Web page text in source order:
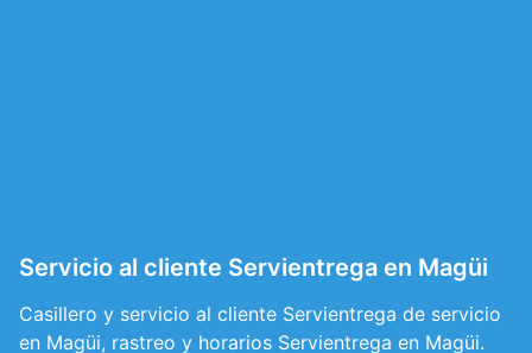
Servicio al cliente Servientrega en Magüi
Casillero y servicio al cliente Servientrega de servicio
en Magüi, rastreo y horarios Servientrega en Magüi.